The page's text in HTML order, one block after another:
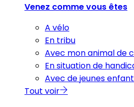
Venez comme vous êtes
A vélo
En tribu
Avec mon animal de
En situation de
Avec de jeunes
Tout voir